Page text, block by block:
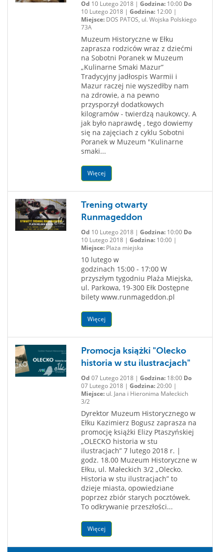
Od 10 Lutego 2018 | Godzina:10:00 Do
10 Lutego 2018 | Godzina:12:00 |
Miejsce:DOS PATOS, ul. Wojska Polskiego
73A
Muzeum Historyczne w Ełku
zaprasza rodziców wraz z dziećmi
na Sobotni Poranek w Muzeum
„Kulinarne Smaki Mazur”
Tradycyjny jadłospis Warmii i
Mazur raczej nie wyszedłby nam
na zdrowie, a na pewno
przysporzył dodatkowych
kilogramów - twierdzą naukowcy. A
jak było naprawdę , tego dowiemy
się na zajęciach z cyklu Sobotni
Poranek w Muzeum "Kulinarne
smaki...
Więcej
Trening otwarty
Runmageddon
Od 10 Lutego 2018 | Godzina:10:00 Do
10 Lutego 2018 | Godzina:10:00 |
Miejsce:Plaża miejska
10 lutego w
godzinach 15:00 - 17:00 W
przyszłym tygodniu Plaża Miejska,
ul. Parkowa, 19-300 Ełk Dostępne
bilety www.runmageddon.pl
Więcej
Promocja książki "Olecko
historia w stu ilustracjach"
Od 07 Lutego 2018 | Godzina:18:00 Do
07 Lutego 2018 | Godzina:20:00 |
Miejsce:ul. Jana i Hieronima Małeckich
3/2
Dyrektor Muzeum Historycznego w
Ełku Kazimierz Bogusz zaprasza na
promocję książki Elizy Ptaszyńskiej
„OLECKO historia w stu
ilustracjach” 7 lutego 2018 r. |
godz. 18.00 Muzeum Historyczne w
Ełku, ul. Małeckich 3/2 „Olecko.
Historia w stu ilustracjach” to
dzieje miasta, opowiedziane
poprzez zbiór starych pocztówek.
To odkrywanie przeszłości...
Więcej